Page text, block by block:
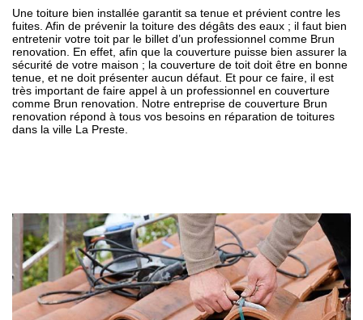
Une toiture bien installée garantit sa tenue et prévient contre les
fuites. Afin de prévenir la toiture des dégâts des eaux ; il faut bien
entretenir votre toit par le billet d’un professionnel comme Brun
renovation. En effet, afin que la couverture puisse bien assurer la
sécurité de votre maison ; la couverture de toit doit être en bonne
tenue, et ne doit présenter aucun défaut. Et pour ce faire, il est
très important de faire appel à un professionnel en couverture
comme Brun renovation. Notre entreprise de couverture Brun
renovation répond à tous vos besoins en réparation de toitures
dans la ville La Preste.